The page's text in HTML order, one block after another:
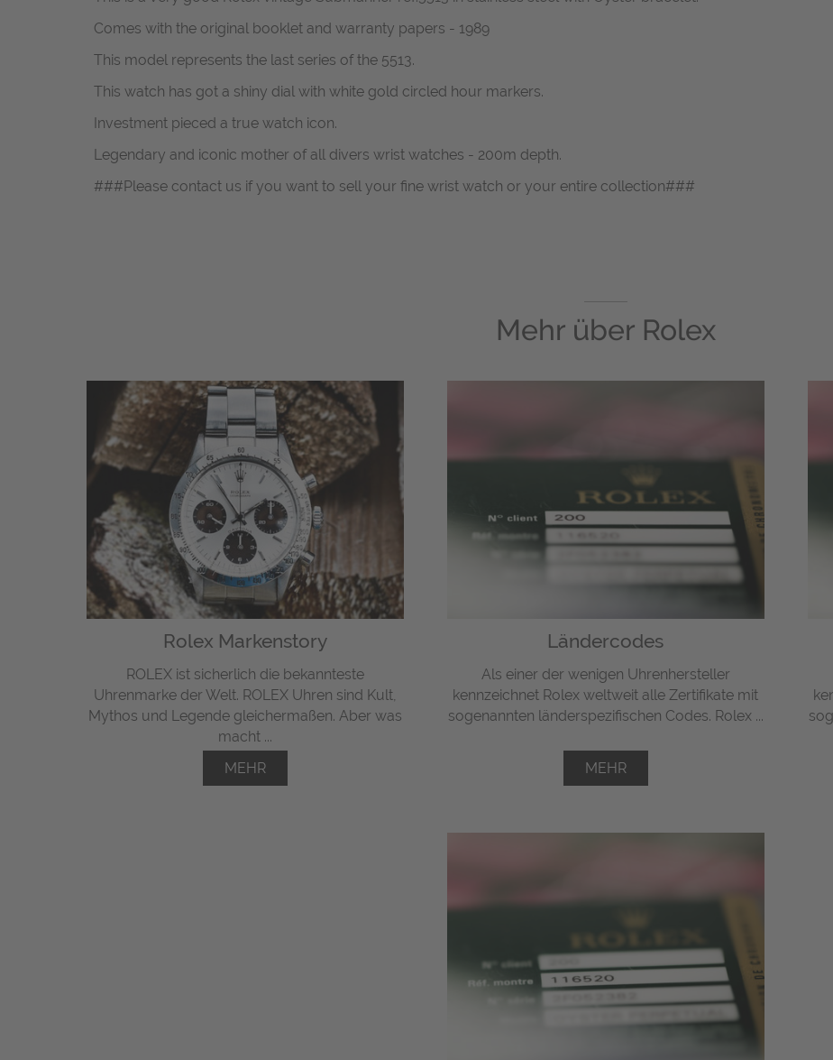
Comes with the original booklet and warranty papers - 1989
This model represents the last series of the 5513.
This watch has got a shiny dial with white gold circled hour markers.
Investment pieced a true watch icon.
Legendary and iconic mother of all divers wrist watches - 200m depth.
###Please contact us if you want to sell your fine wrist watch or your entire collection###
Mehr über Rolex
Rolex Markenstory
ROLEX ist sicherlich die bekannteste
Uhrenmarke der Welt. ROLEX Uhren sind Kult,
Mythos und Legende gleichermaßen. Aber was
macht ...
MEHR
Ländercodes
Als einer der wenigen Uhrenhersteller
kennzeichnet Rolex weltweit alle Zertifikate mit
sogenannten länderspezifischen Codes. Rolex ...
MEHR